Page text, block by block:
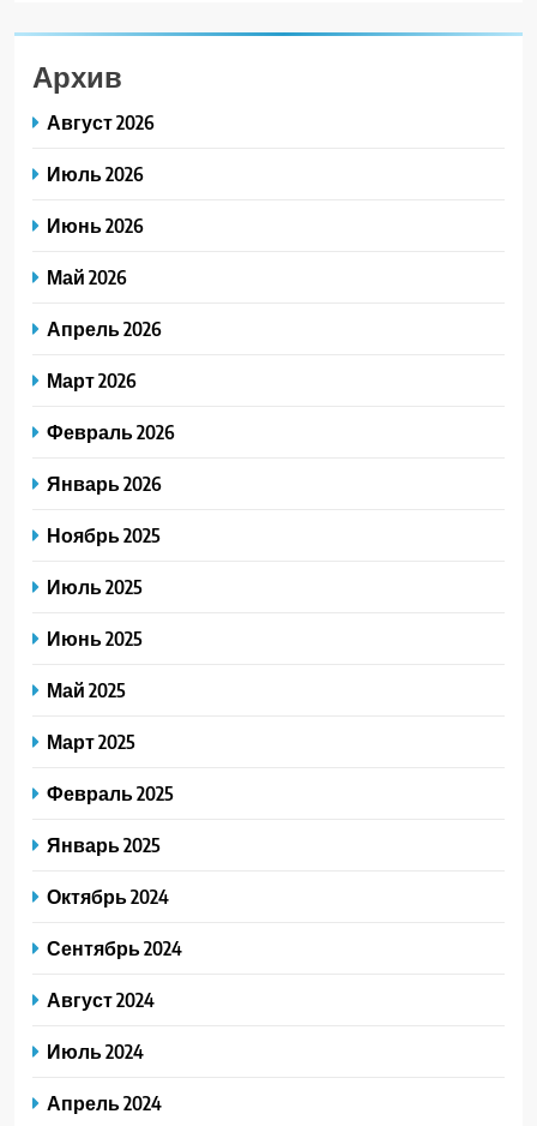
Архив
Август 2026
Июль 2026
Июнь 2026
Май 2026
Апрель 2026
Март 2026
Февраль 2026
Январь 2026
Ноябрь 2025
Июль 2025
Июнь 2025
Май 2025
Март 2025
Февраль 2025
Январь 2025
Октябрь 2024
Сентябрь 2024
Август 2024
Июль 2024
Апрель 2024